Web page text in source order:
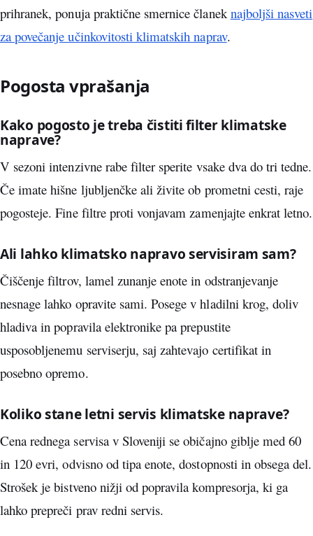
prihranek, ponuja praktične smernice članeknajboljši nasveti
za povečanje učinkovitosti klimatskih naprav.
Pogosta vprašanja
Kako pogosto je treba čistiti filter klimatske
naprave?
V sezoni intenzivne rabe filter sperite vsake dva do tri tedne.
Če imate hišne ljubljenčke ali živite ob prometni cesti, raje
pogosteje. Fine filtre proti vonjavam zamenjajte enkrat letno.
Ali lahko klimatsko napravo servisiram sam?
Čiščenje filtrov, lamel zunanje enote in odstranjevanje
nesnage lahko opravite sami. Posege v hladilni krog, doliv
hladiva in popravila elektronike pa prepustite
usposobljenemu serviserju, saj zahtevajo certifikat in
posebno opremo.
Koliko stane letni servis klimatske naprave?
Cena rednega servisa v Sloveniji se običajno giblje med 60
in 120 evri, odvisno od tipa enote, dostopnosti in obsega del.
Strošek je bistveno nižji od popravila kompresorja, ki ga
lahko prepreči prav redni servis.